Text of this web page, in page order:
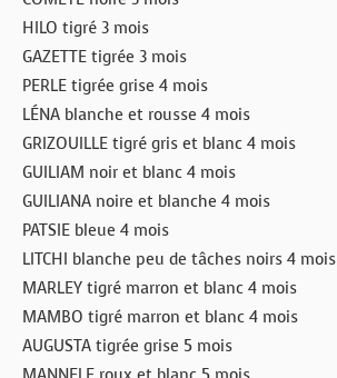
HILO tigré 3 mois
GAZETTE tigrée 3 mois
PERLE tigrée grise 4 mois
LÉNA blanche et rousse 4 mois
GRIZOUILLE tigré gris et blanc 4 mois
GUILIAM noir et blanc 4 mois
GUILIANA noire et blanche 4 mois
PATSIE bleue 4 mois
LITCHI blanche peu de tâches noirs 4 mois
MARLEY tigré marron et blanc 4 mois
MAMBO tigré marron et blanc 4 mois
AUGUSTA tigrée grise 5 mois